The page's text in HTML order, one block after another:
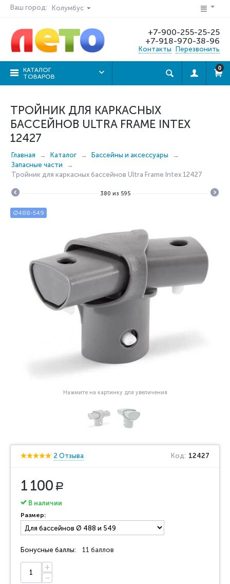
Ваш город: Колумбус
+7-900-255-25-25
+7-918-970-38-96
Контакты Перезвонить
КАТАЛОГ
ТОВАРОВ
0
ТРОЙНИК ДЛЯ КАРКАСНЫХ
БАССЕЙНОВ ULTRA FRAME INTEX
12427
Главная Каталог
Бассейны и аксессуары
Запасные части
Тройник для каркасных бассейнов Ultra Frame Intex 12427
380 из 595
Ø488-549
Нажмите на картинку для увеличения
2 Отзыва Код: 12427
1 100 Р
В наличии
Размер:
Бонусные баллы: 11 баллов
+
−